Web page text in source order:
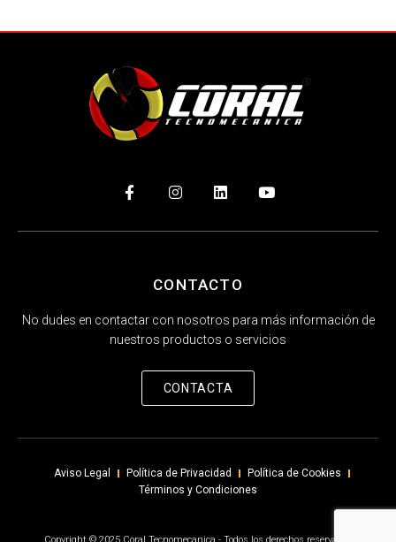
CONTACTO
No dudes en contactar con nosotros para más información de
nuestros productos o servicios
CONTACTA
Aviso Legal Política de Privacidad
Política de Cookies
Términos y Condiciones